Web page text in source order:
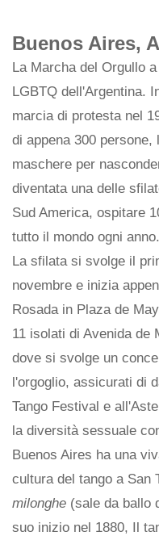
Buenos Aires,
La Marcha del Orgullo
LGBTQ dell'Argentina.
marcia di protesta nel
di appena 300
maschere per
diventata una delle
Sud America, ospitare
tutto il mondo ogni anno.
La sfilata si svolge il
novembre e inizia
Rosada in Plaza de
11 isolati di Avenida de
dove si svolge un
l'orgoglio, assicurati di
Tango Festival e
la diversità sessuale
Buenos Aires ha una
cultura del tango a San
milonghe (sale da ballo
suo inizio nel 1880, Il